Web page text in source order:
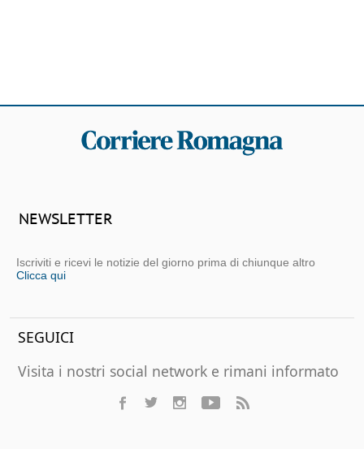
NEWSLETTER
Iscriviti e ricevi le notizie del giorno prima di chiunque altro
Clicca qui
SEGUICI
Visita i nostri social network e rimani informato